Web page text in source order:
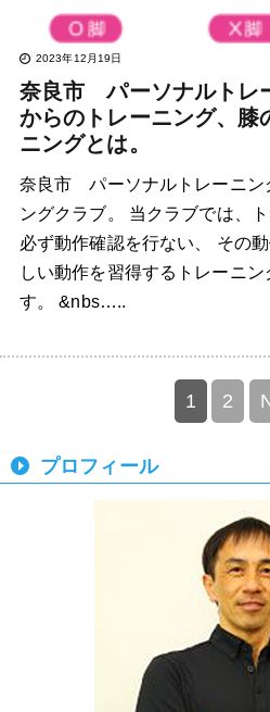
2023年12月19日
奈良市 パーソナルトレ
からのトレーニング、膝
ニングとは。
奈良市 パーソナルトレーニン
ングクラブ。 当クラブでは、
必ず動作確認を行ない、 その
しい動作を習得するトレーニ
す。 &nbs…..
1 2
プロフィール